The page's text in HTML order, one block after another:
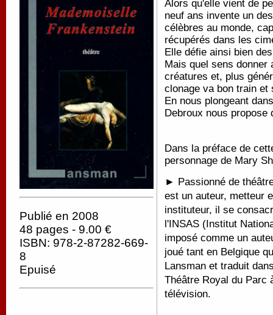
Publié en 2008
48 pages - 9.00 €
ISBN: 978-2-87282-669-
8
Epuisé
Alors qu'elle vient de
neuf ans invente un
célèbres au monde,
récupérés dans les
Elle défie ainsi bien
Mais quel sens donner
créatures et, plus
clonage va bon train et
En nous plongeant
Debroux nous
Dans la préface de
personnage de Mary
► Passionné de
est un auteur, metteur
instituteur, il se
l'INSAS (Institut
imposé comme un
joué tant en Belgique
Lansman et traduit
Théâtre Royal du Parc
télévision.